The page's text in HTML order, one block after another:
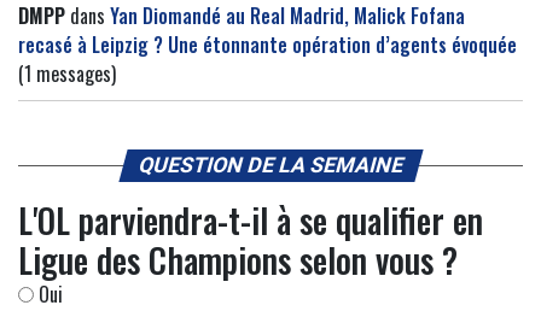
DMPP dans Yan Diomandé au Real Madrid, Malick Fofana
recasé à Leipzig ? Une étonnante opération d’agents évoquée
(1 messages)
QUESTION DE LA SEMAINE
L'OL parviendra-t-il à se qualifier en
Ligue des Champions selon vous ?
Oui